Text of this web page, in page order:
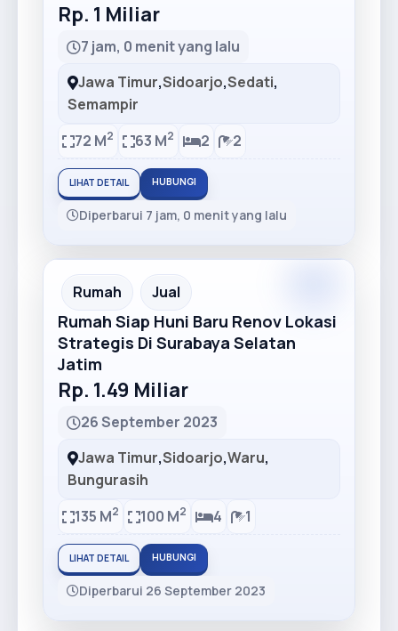
Rp. 1 Miliar
7 jam, 0 menit yang lalu
Jawa Timur,Sidoarjo,Sedati,
Semampir
72 M2 63 M2 2 2
LIHAT DETAIL HUBUNGI
Diperbarui 7 jam, 0 menit yang lalu
Recommended
Rumah Jual
Rumah Siap Huni Baru Renov Lokasi
Strategis Di Surabaya Selatan
Jatim
Rp. 1.49 Miliar
26 September 2023
Jawa Timur,Sidoarjo,Waru,
Bungurasih
135 M2 100 M2 4 1
LIHAT DETAIL HUBUNGI
Diperbarui 26 September 2023